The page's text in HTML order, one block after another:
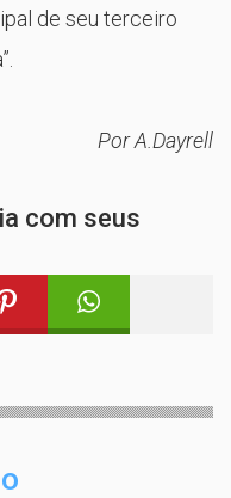
de seu terceiro
Por A.Dayrell
com seus